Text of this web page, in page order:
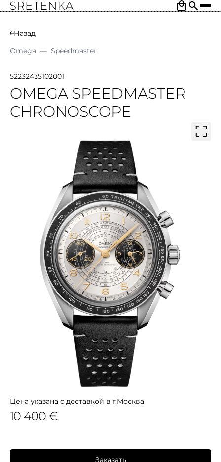
Назад
Omega — Speedmaster
52232435102001
OMEGA SPEEDMASTER
CHRONOSCOPE
Цена указана с доставкой в г.Москва
10 400 €
Заказать